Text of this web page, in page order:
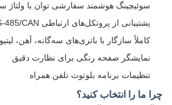
سوئیچینگ هوشمند سفارشی توان با ولتاژ
پشتیبانی از پروتکل‌های ارتباطی RS-485/CAN
کاملاً سازگار با باتری‌های سه‌گانه، آهن،
نمایشگر صفحه رنگی برای نظارت دقیق
تنظیمات برنامه بلوتوث تلفن همراه
چرا ما را انتخاب کنید؟